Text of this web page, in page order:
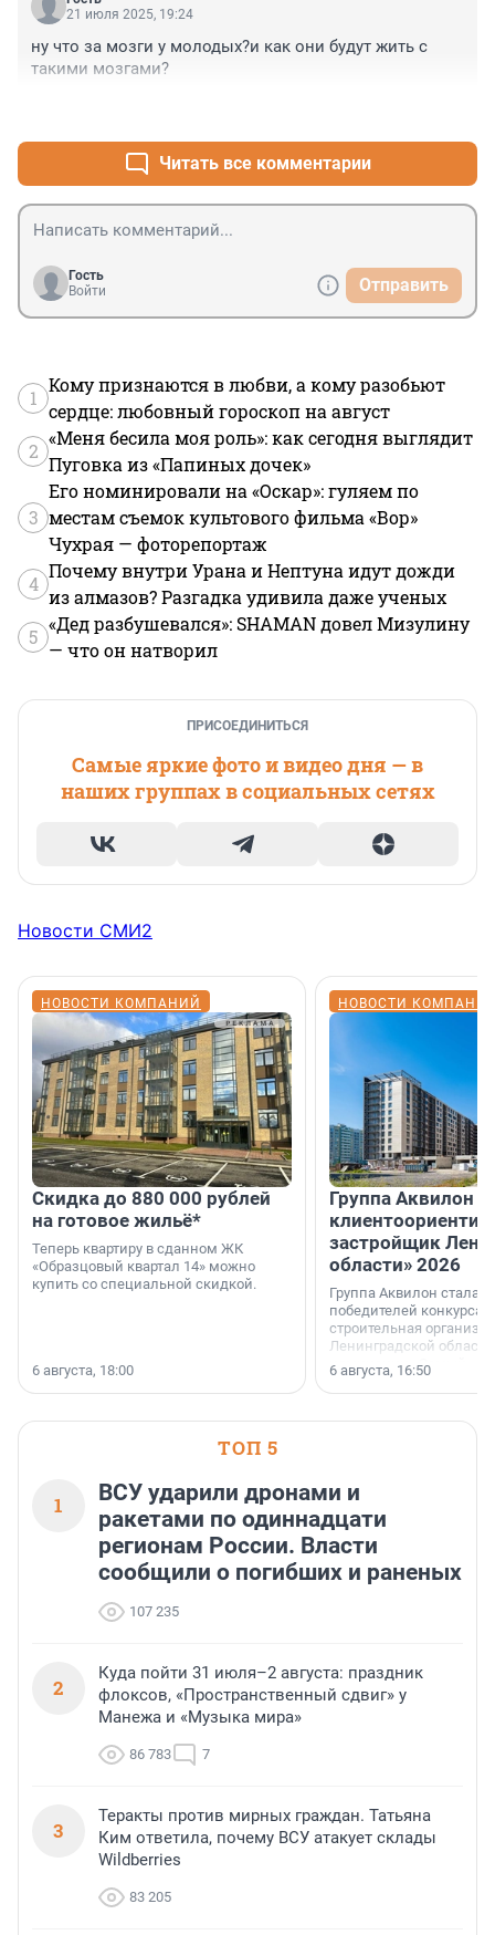
21 июля 2025, 19:24
ну что за мозги у молодых?и как они будут жить с
такими мозгами?
Читать все комментарии
Гость
Войти
Отправить
1
Кому признаются в любви, а кому разобьют
сердце: любовный гороскоп на август
2
«Меня бесила моя роль»: как сегодня выглядит
Пуговка из «Папиных дочек»
3
Его номинировали на «Оскар»: гуляем по
местам съемок культового фильма «Вор»
Чухрая — фоторепортаж
4
Почему внутри Урана и Нептуна идут дожди
из алмазов? Разгадка удивила даже ученых
5
«Дед разбушевался»: SHAMAN довел Мизулину
— что он натворил
ПРИСОЕДИНИТЬСЯ
Самые яркие фото и видео дня — в
наших группах в социальных сетях
Новости СМИ2
НОВОСТИ КОМПАНИЙ
Скидка до 880 000 рублей
на готовое жильё*
Теперь квартиру в сданном ЖК
«Образцовый квартал 14» можно
купить со специальной скидкой.
6 августа, 18:00
НОВОСТИ
Группа Аквилон
застройщик
области» 2026
Группа Аквилон стала
победителей конкурса
строительная
Ленинградской области
номинации «Самый
застройщик
области».
6 августа, 16:50
ТОП 5
1
ВСУ ударили дронами и
ракетами по одиннадцати
регионам России. Власти
сообщили о погибших и раненых
107 235
2
Куда пойти 31 июля–2 августа: праздник
флоксов, «Пространственный сдвиг» у
Манежа и «Музыка мира»
86 783 7
3
Теракты против мирных граждан. Татьяна
Ким ответила, почему ВСУ атакует склады
Wildberries
83 205